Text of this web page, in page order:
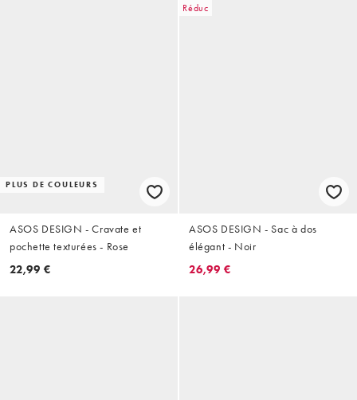
PLUS DE COULEURS
ASOS DESIGN - Cravate et
pochette texturées - Rose
22,99 €
Réduc
ASOS DESIGN - Sac à dos
élégant - Noir
26,99 €